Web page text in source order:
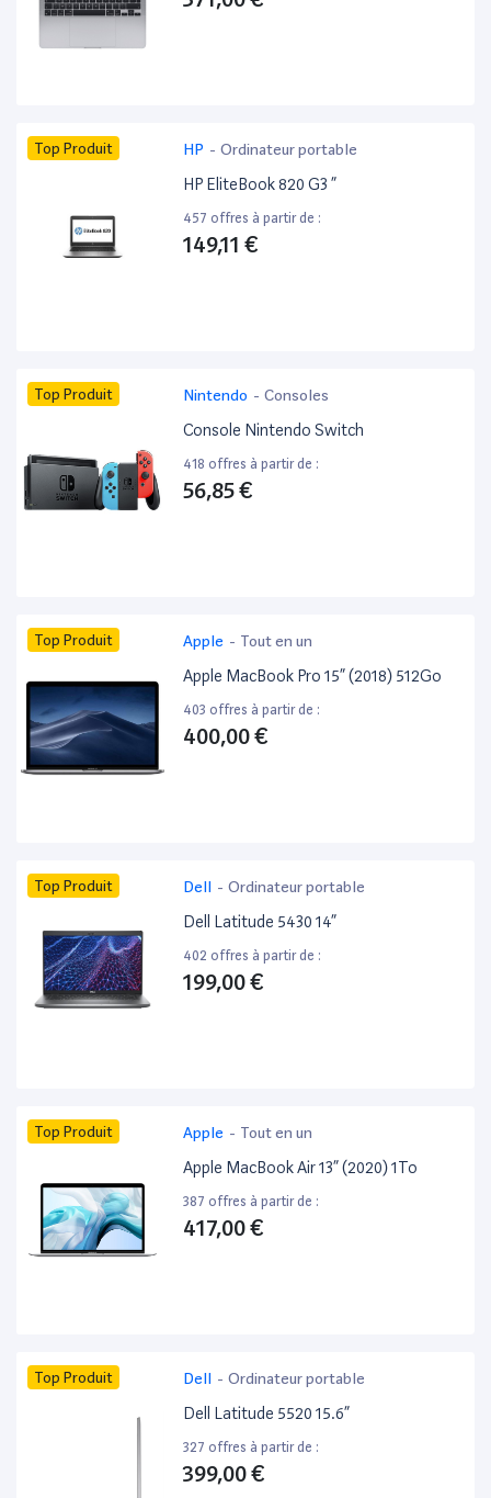
Top Produit HP - Ordinateur portable
HP EliteBook 820 G3 ”
457 offres à partir de :
149,11 €
Top Produit Nintendo - Consoles
Console Nintendo Switch
418 offres à partir de :
56,85 €
Top Produit Apple - Tout en un
Apple MacBook Pro 15” (2018) 512Go
403 offres à partir de :
400,00 €
Top Produit Dell - Ordinateur portable
Dell Latitude 5430 14”
402 offres à partir de :
199,00 €
Top Produit Apple - Tout en un
Apple MacBook Air 13” (2020) 1To
387 offres à partir de :
417,00 €
Top Produit Dell - Ordinateur portable
Dell Latitude 5520 15.6”
327 offres à partir de :
399,00 €